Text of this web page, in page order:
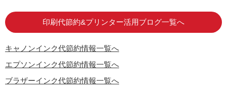
印刷代節約&プリンター活用ブログ一覧へ
キャノンインク代節約情報一覧へ
エプソンインク代節約情報一覧へ
ブラザーインク代節約情報一覧へ